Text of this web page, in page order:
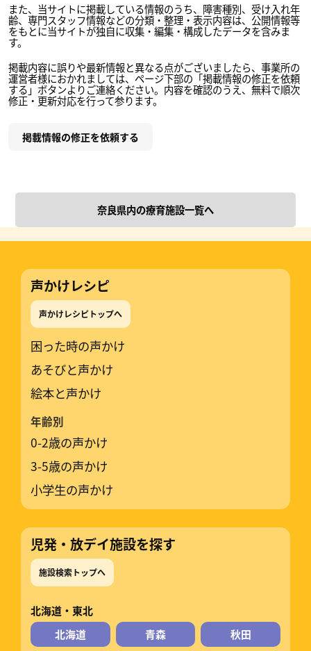
また、当サイトに掲載している情報のうち、障害種別、受け入れ年
齢、専門スタッフ情報などの分類・整理・表示内容は、公開情報等
をもとに当サイトが独自に収集・編集・構成したデータを含みま
す。
掲載内容に誤りや最新情報と異なる点がございましたら、事業所の
運営者様におかれましては、ページ下部の「掲載情報の修正を依頼
する」ボタンよりご連絡ください。内容を確認のうえ、無料で順次
修正・更新対応を行って参ります。
掲載情報の修正を依頼する
奈良県内の療育施設一覧へ
声かけレシピ
声かけレシピトップへ
困った時の声かけ
あそびと声かけ
絵本と声かけ
年齢別
0-2歳の声かけ
3-5歳の声かけ
小学生の声かけ
児発・放デイ施設を探す
施設検索トップへ
北海道・東北
北海道
青森 秋田